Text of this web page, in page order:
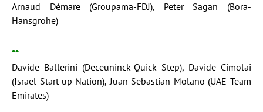
Arnaud Démare (Groupama-FDJ), Peter Sagan (Bora-
Hansgrohe)
**
Davide Ballerini (Deceuninck-Quick Step), Davide Cimolai
(Israel Start-up Nation), Juan Sebastian Molano (UAE Team
Emirates)